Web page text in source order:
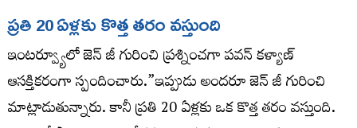
ప్రతి 20 ఏళ్లకు కొత్త తరం వస్తుంది
ఇంటర్వ్యూలో జెన్ జీ గురించి ప్రశ్నించగా పవన్ కళ్యాణ్
ఆసక్తికరంగా స్పందించారు.”ఇప్పుడు అందరూ జెన్ జీ గురించి
మాట్లాడుతున్నారు. కానీ ప్రతి 20 ఏళ్లకు ఒక కొత్త తరం వస్తుంది.